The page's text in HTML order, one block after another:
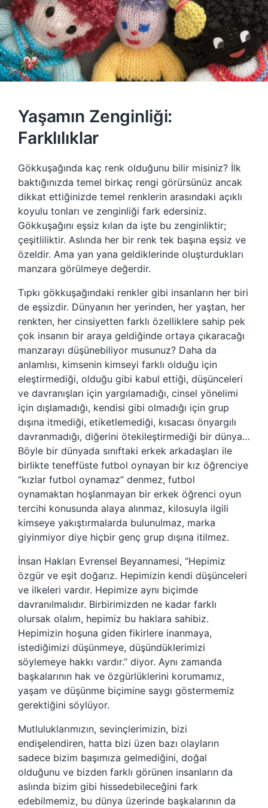
Yaşamın Zenginliği:
Farklılıklar
Gökkuşağında kaç renk olduğunu bilir misiniz? İlk
baktığınızda temel birkaç rengi görürsünüz ancak
dikkat ettiğinizde temel renklerin arasındaki açıklı
koyulu tonları ve zenginliği fark edersiniz.
Gökkuşağını eşsiz kılan da işte bu zenginliktir;
çeşitliliktir. Aslında her bir renk tek başına eşsiz ve
özeldir. Ama yan yana geldiklerinde oluşturdukları
manzara görülmeye değerdir.
Tıpkı gökkuşağındaki renkler gibi insanların her biri
de eşsizdir. Dünyanın her yerinden, her yaştan, her
renkten, her cinsiyetten farklı özelliklere sahip pek
çok insanın bir araya geldiğinde ortaya çıkaracağı
manzarayı düşünebiliyor musunuz? Daha da
anlamlısı, kimsenin kimseyi farklı olduğu için
eleştirmediği, olduğu gibi kabul ettiği, düşünceleri
ve davranışları için yargılamadığı, cinsel yönelimi
için dışlamadığı, kendisi gibi olmadığı için grup
dışına itmediği, etiketlemediği, kısacası önyargılı
davranmadığı, diğerini ötekileştirmediği bir dünya…
Böyle bir dünyada sınıftaki erkek arkadaşları ile
birlikte teneffüste futbol oynayan bir kız öğrenciye
“kızlar futbol oynamaz” denmez, futbol
oynamaktan hoşlanmayan bir erkek öğrenci oyun
tercihi konusunda alaya alınmaz, kilosuyla ilgili
kimseye yakıştırmalarda bulunulmaz, marka
giyinmiyor diye hiçbir genç grup dışına itilmez.
İnsan Hakları Evrensel Beyannamesi, “Hepimiz
özgür ve eşit doğarız. Hepimizin kendi düşünceleri
ve ilkeleri vardır. Hepimize aynı biçimde
davranılmalıdır. Birbirimizden ne kadar farklı
olursak olalım, hepimiz bu haklara sahibiz.
Hepimizin hoşuna giden fikirlere inanmaya,
istediğimizi düşünmeye, düşündüklerimizi
söylemeye hakkı vardır.” diyor. Aynı zamanda
başkalarının hak ve özgürlüklerini korumamız,
yaşam ve düşünme biçimine saygı göstermemiz
gerektiğini söylüyor.
Mutluluklarımızın, sevinçlerimizin, bizi
endişelendiren, hatta bizi üzen bazı olayların
sadece bizim başımıza gelmediğini, doğal
olduğunu ve bizden farklı görünen insanların da
aslında bizim gibi hissedebileceğini fark
edebilmemiz, bu dünya üzerinde başkalarının da